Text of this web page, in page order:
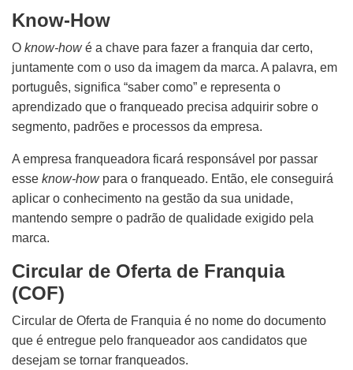
Know-How
O know-howé a chave para fazer a franquia dar certo,
juntamente com o uso da imagem da marca. A palavra, em
português, significa “saber como” e representa o
aprendizado que o franqueado precisa adquirir sobre o
segmento, padrões e processos da empresa.
A empresa franqueadora ficará responsável por passar
esse know-howpara o franqueado. Então, ele conseguirá
aplicar o conhecimento na gestão da sua unidade,
mantendo sempre o padrão de qualidade exigido pela
marca.
Circular de Oferta de Franquia
(COF)
Circular de Oferta de Franquia é no nome do documento
que é entregue pelo franqueador aos candidatos que
desejam se tornar franqueados.